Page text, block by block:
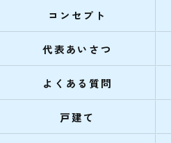
コンセプト
代表あいさつ
よくある質問
戸建て